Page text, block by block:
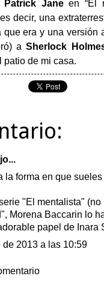
Patrick Janeen “El
decir, una
que era y una versión
aSherlock
patio de mi casa.
la forma en que
"El mentalista"
Morena Baccarin lo
papel de Inara
de 2013 a las 10:59